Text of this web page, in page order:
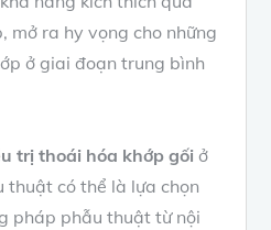
mở ra hy vọng cho những
ở giai đoạn trung bình
trị thoái hóa khớp gối ở
thuật có thể là lựa chọn
pháp phẫu thuật từ nội